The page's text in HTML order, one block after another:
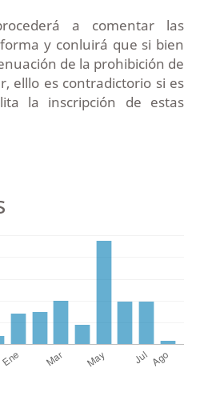
a comentar las
y conluirá que si bien
de la prohibición de
elllo es contradictorio si es
la inscripción de estas